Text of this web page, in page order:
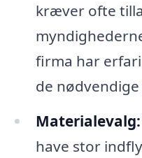
kræver ofte
firma har
de
Materialevalg:
have stor